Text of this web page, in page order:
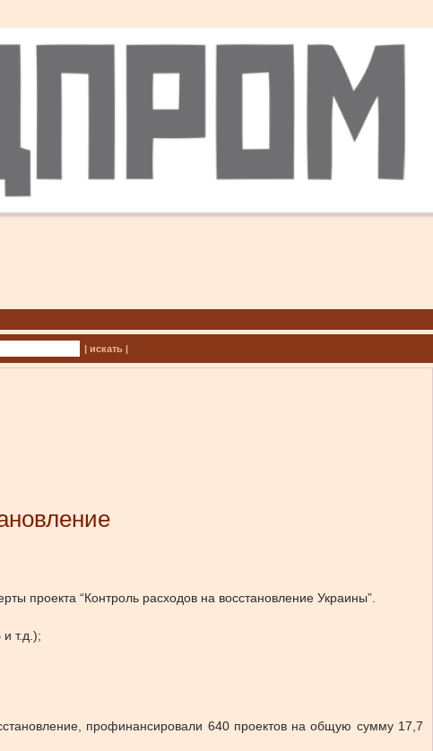
| искать |
проекта “Контроль расходов на восстановление Украины”
т.д.);
профинансировали 640 проектов на общую сумму 17,7